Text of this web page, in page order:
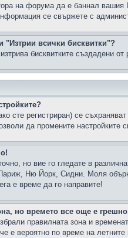
на форума да е баннал вашия
се свържете с
"Изтрии всички бисквитки"?
бисквитките създадени
сте регистриран) се
да промените настройките
но вие го гледате в
Ню Йорк, Сидни. Моля
е време да го направите!
но времето все още е
правилната зона и
е вероятно по време на